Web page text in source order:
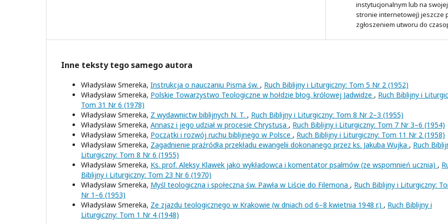
instytucjonalnym lub na swojej
stronie internetowej) jeszcze
zgłoszeniem utworu do
Inne teksty tego samego autora
Władysław Smereka, Instrukcja o nauczaniu Pisma św. , Ruch Biblijny i Liturgiczny: Tom 5 Nr 2 (1952)
Władysław Smereka, Polskie Towarzystwo Teologiczne w hołdzie błog. królowej Jadwidze , Ruch Biblijny i
Tom 31 Nr 6 (1978)
Władysław Smereka, Z wydawnictw biblijnych N. T. , Ruch Biblijny i Liturgiczny: Tom 8 Nr 2–3 (1955)
Władysław Smereka, Annasz i jego udział w procesie Chrystusa , Ruch Biblijny i Liturgiczny: Tom 7 Nr 3–6 (1954)
Władysław Smereka, Początki i rozwój ruchu biblijnego w Polsce , Ruch Biblijny i Liturgiczny: Tom 11 Nr 2 (1958)
Władysław Smereka, Zagadnienie praźródła przekładu ewangelii dokonanego przez ks. Jakuba Wujka , Ruch
Liturgiczny: Tom 8 Nr 6 (1955)
Władysław Smereka, Ks. prof. Aleksy Klawek jako wykładowca i komentator psalmów (ze wspomnień ucznia) ,
Biblijny i Liturgiczny: Tom 23 Nr 6 (1970)
Władysław Smereka, Myśl teologiczna i społeczna św. Pawła w Liście do Filemona , Ruch Biblijny i Liturgiczny:
Nr 1–6 (1953)
Władysław Smereka, Ze zjazdu teologicznego w Krakowie (w dniach od 6–8 kwietnia 1948 r.) , Ruch Biblijny i
Liturgiczny: Tom 1 Nr 4 (1948)